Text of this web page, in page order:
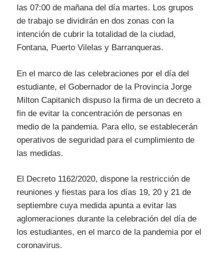
las 07:00 de mañana del día martes. Los grupos
de trabajo se dividirán en dos zonas con la
intención de cubrir la totalidad de la ciudad,
Fontana, Puerto Vilelas y Barranqueras.
En el marco de las celebraciones por el día del
estudiante, el Gobernador de la Provincia Jorge
Milton Capitanich dispuso la firma de un decreto a
fin de evitar la concentración de personas en
medio de la pandemia. Para ello, se establecerán
operativos de seguridad para el cumplimiento de
las medidas.
El Decreto 1162/2020, dispone la restricción de
reuniones y fiestas para los días 19, 20 y 21 de
septiembre cuya medida apunta a evitar las
aglomeraciones durante la celebración del día de
los estudiantes, en el marco de la pandemia por el
coronavirus.